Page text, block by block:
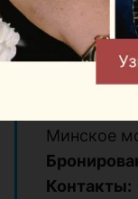
отдыха и
рублей.
Минское
Контакты: